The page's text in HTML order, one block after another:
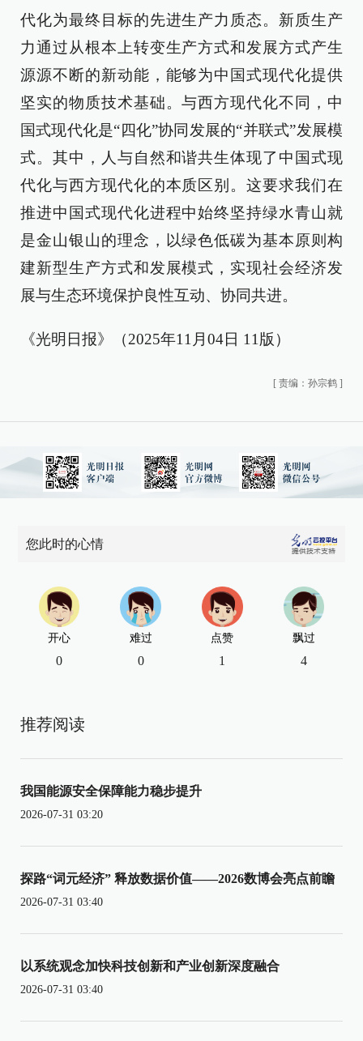
代化为最终目标的先进生产力质态。新质生产
力通过从根本上转变生产方式和发展方式产生
源源不断的新动能，能够为中国式现代化提供
坚实的物质技术基础。与西方现代化不同，中
国式现代化是“四化”协同发展的“并联式”发展模
式。其中，人与自然和谐共生体现了中国式现
代化与西方现代化的本质区别。这要求我们在
推进中国式现代化进程中始终坚持绿水青山就
是金山银山的理念，以绿色低碳为基本原则构
建新型生产方式和发展模式，实现社会经济发
展与生态环境保护良性互动、协同共进。
《光明日报》（2025年11月04日 11版）
[ 责编：孙宗鹤 ]
您此时的心情
开心
0
难过
0
点赞
1
飘过
4
推荐阅读
我国能源安全保障能力稳步提升
2026-07-31 03:20
探路“词元经济” 释放数据价值——2026数博会亮点前瞻
2026-07-31 03:40
以系统观念加快科技创新和产业创新深度融合
2026-07-31 03:40